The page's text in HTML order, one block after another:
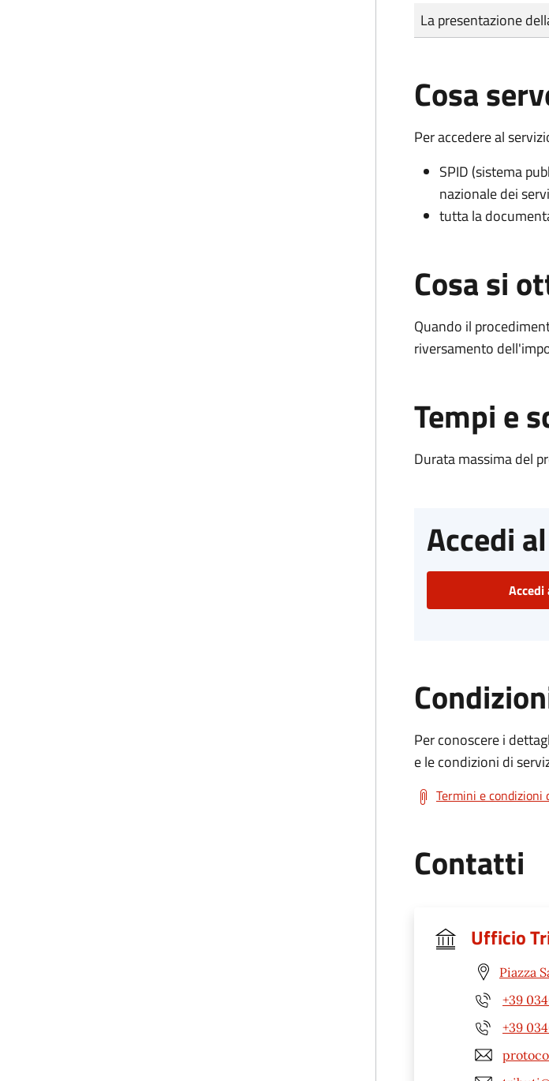
Tipo di pagamento
Importo
La presentazione
Cosa
Per accedere al
SPID (sistema
nazionale dei
tutta la
Cosa si
Quando il
riversamento
Tempi e
Durata massima del
Accedi
Accedi
Per conoscere i
e le condizioni di
Termini e condizioni
Contatti
Ufficio
Piazza
+39
+39